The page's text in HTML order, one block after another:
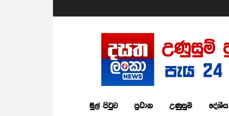
Dasatha
Lanka
News
මුල් පිටුව ප්‍රධාන උණුසුම් දේශීය